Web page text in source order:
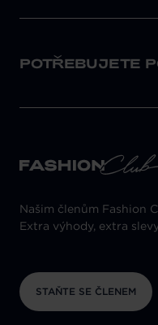
POTŘEBUJETE
Našim členům Fashion
Extra výhody, extra
STAŇTE SE ČLENEM